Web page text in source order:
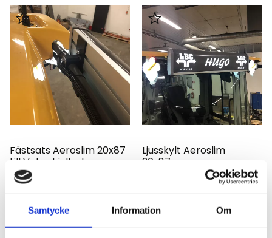
Samtycke Information Om
Fästsats Aeroslim 20x87
till Volvo hjullastare
Anpassad för Volvo
Hjullastare
Lägg till i favoriter
Ljusskylt Aeroslim
20x87cm
Anpassad för Volvo
Lägg till i favoriter